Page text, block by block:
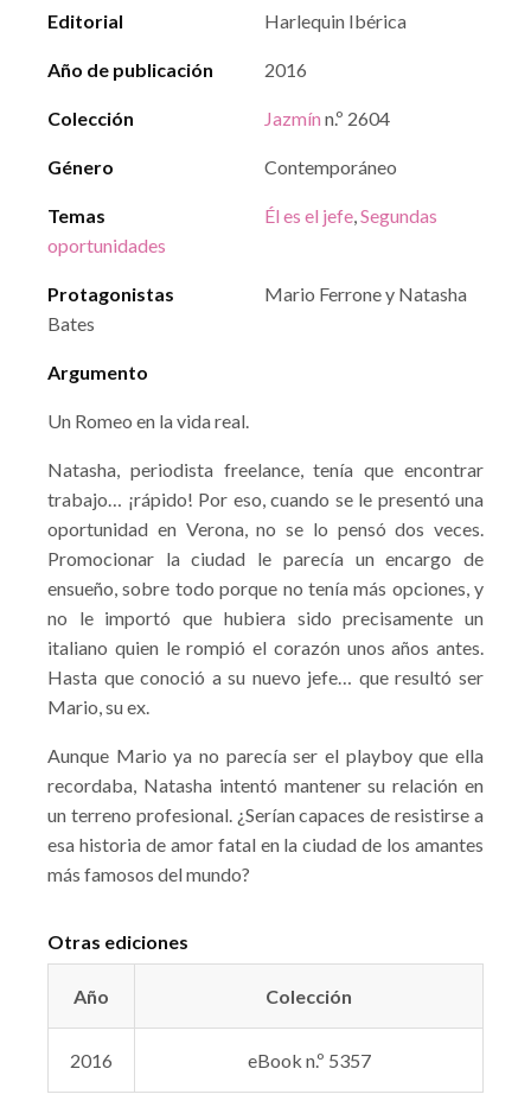
Editorial Harlequin Ibérica
Año de publicación 2016
Colección Jazmín n.º 2604
Género Contemporáneo
Temas Él es el jefe,Segundas
oportunidades
Protagonistas
Mario Ferrone y Natasha
Bates
Argumento
Un Romeo en la vida real.
Natasha, periodista freelance, tenía que encontrar
trabajo… ¡rápido! Por eso, cuando se le presentó una
oportunidad en Verona, no se lo pensó dos veces.
Promocionar la ciudad le parecía un encargo de
ensueño, sobre todo porque no tenía más opciones, y
no le importó que hubiera sido precisamente un
italiano quien le rompió el corazón unos años antes.
Hasta que conoció a su nuevo jefe… que resultó ser
Mario, su ex.
Aunque Mario ya no parecía ser el playboy que ella
recordaba, Natasha intentó mantener su relación en
un terreno profesional. ¿Serían capaces de resistirse a
esa historia de amor fatal en la ciudad de los amantes
más famosos del mundo?
Otras ediciones
Año Colección
2016 eBook n.º 5357